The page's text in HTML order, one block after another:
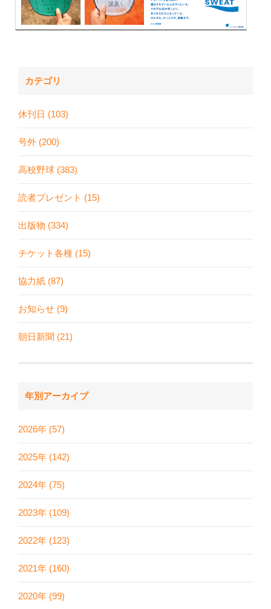
カテゴリ
休刊日 (103)
号外 (200)
高校野球 (383)
読者プレゼント (15)
出版物 (334)
チケット各種 (15)
協力紙 (87)
お知らせ (9)
朝日新聞 (21)
年別アーカイブ
2026年 (57)
2025年 (142)
2024年 (75)
2023年 (109)
2022年 (123)
2021年 (160)
2020年 (99)